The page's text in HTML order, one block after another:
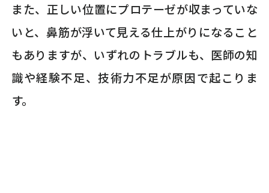
また、正しい位置にプロテーゼが収まっていな
いと、鼻筋が浮いて見える仕上がりになること
もありますが、いずれのトラブルも、医師の知
識や経験不足、技術力不足が原因で起こりま
す。